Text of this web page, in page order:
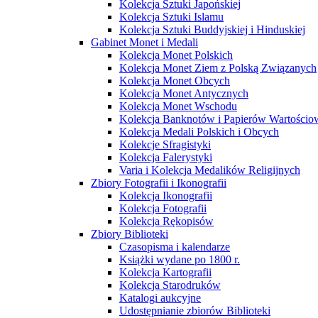
Kolekcja Sztuki Japońskiej
Kolekcja Sztuki Islamu
Kolekcja Sztuki Buddyjskiej i Hinduskiej
Gabinet Monet i Medali
Kolekcja Monet Polskich
Kolekcja Monet Ziem z Polską Związanych
Kolekcja Monet Obcych
Kolekcja Monet Antycznych
Kolekcja Monet Wschodu
Kolekcja Banknotów i Papierów
Kolekcja Medali Polskich i Obcych
Kolekcje Sfragistyki
Kolekcja Falerystyki
Varia i Kolekcja Medalików Religijnych
Zbiory Fotografii i Ikonografii
Kolekcja Ikonografii
Kolekcja Fotografii
Kolekcja Rękopisów
Zbiory Biblioteki
Czasopisma i kalendarze
Książki wydane po 1800 r.
Kolekcja Kartografii
Kolekcja Starodruków
Katalogi aukcyjne
Udostępnianie zbiorów Biblioteki